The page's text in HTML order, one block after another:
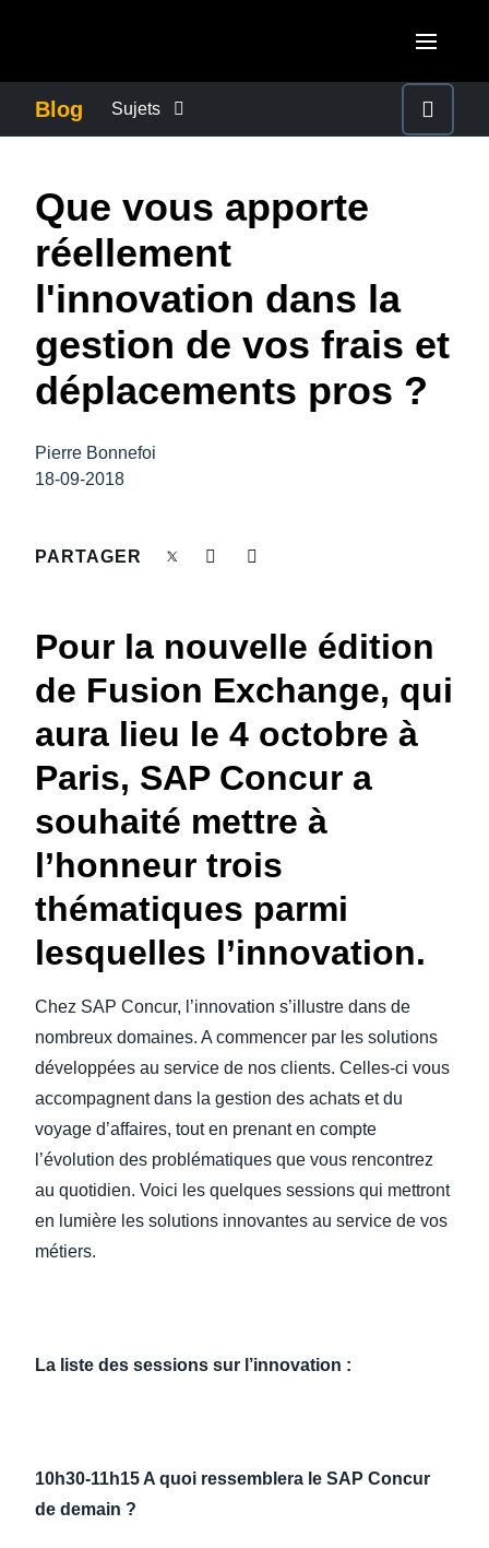
Canada (English)
Canada (Français)
México (Español)
Brasil (Português)
United Kingdom (English)
France (Français)
Deutschland (Deutsch)
Italia (Italiano)
Nederlands (English)
ASIA PACIFIC
Australia (English)
Singapore (English)
Blog Sujets
CONTINUITÉ DES AFFAIRES
CONTRÔLE DES COÛTS DE L’ENTREPRISE
CROISSANCE ET OPTIMISATION
FRAIS DE DÉPLACEMENT
FRAUDE ET CONFORMITÉ
L’EXPÉRIENCE EMPLOYÉ
Que vous apporte
réellement
l'innovation dans la
gestion de vos frais et
déplacements pros ?
Pierre Bonnefoi
18-09-2018
PARTAGER
Pour la nouvelle édition
de Fusion Exchange, qui
aura lieu le 4 octobre à
Paris, SAP Concur a
souhaité mettre à
l’honneur trois
thématiques parmi
lesquelles l’innovation.
Chez SAP Concur, l’innovation s’illustre dans de
nombreux domaines. A commencer par les solutions
développées au service de nos clients. Celles-ci vous
accompagnent dans la gestion des achats et du
voyage d’affaires, tout en prenant en compte
l’évolution des problématiques que vous rencontrez
au quotidien. Voici les quelques sessions qui mettront
en lumière les solutions innovantes au service de vos
métiers.
La liste des sessions sur l’innovation :
10h30-11h15 A quoi ressemblera le SAP Concur
de demain ?